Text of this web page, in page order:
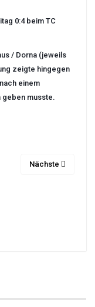
0:4 beim TC
/ Dorna (jeweils
zeigte hingegen
einem
musste.
Nächste